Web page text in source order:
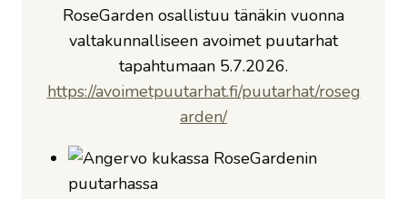
RoseGarden osallistuu tänäkin vuonna
valtakunnalliseen avoimet puutarhat
tapahtumaan 5.7.2026.
https://avoimetpuutarhat.fi/puutarhat/roseg
arden/